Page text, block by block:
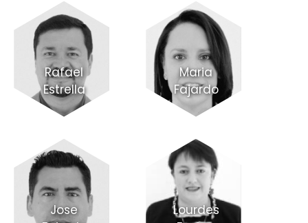
Rafael
Estrella
Maria
Fajardo
Jose
Lourdes